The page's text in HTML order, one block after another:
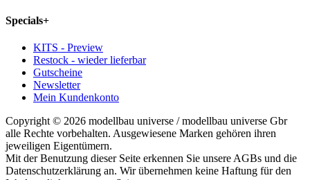
Specials+
KITS - Preview
Restock - wieder lieferbar
Gutscheine
Newsletter
Mein Kundenkonto
Copyright © 2026 modellbau universe / modellbau universe Gbr
alle Rechte vorbehalten. Ausgewiesene Marken gehören ihren
jeweiligen Eigentümern.
Mit der Benutzung dieser Seite erkennen Sie unsere AGBs und die
Datenschutzerklärung an. Wir übernehmen keine Haftung für den